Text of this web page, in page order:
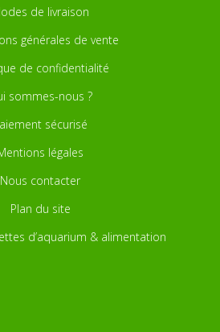
de livraison
générales de vente
de confidentialité
sommes-nous ?
sécurisé
légales
Nous contacter
Plan du site
d’aquarium & alimentation